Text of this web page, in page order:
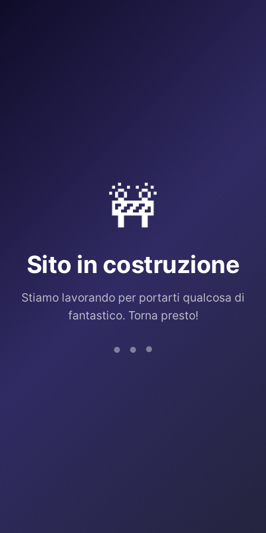
🚧
Sito in costruzione
Stiamo lavorando per portarti qualcosa di
fantastico. Torna presto!